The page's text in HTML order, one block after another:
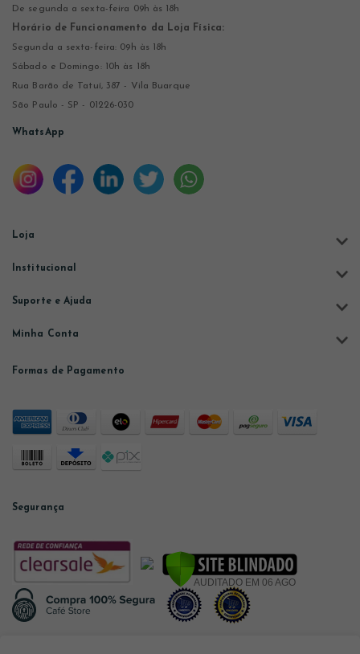
De segunda a sexta-feira 09h às 18h
Horário de Funcionamento da Loja Física:
Segunda a sexta-feira: 09h às 18h
Sábado e Domingo: 10h às 18h
Rua Barão de Tatuí, 387 - Vila Buarque
São Paulo - SP - 01226-030
WhatsApp
Loja
Institucional
Suporte e Ajuda
Minha Conta
Formas de Pagamento
Segurança